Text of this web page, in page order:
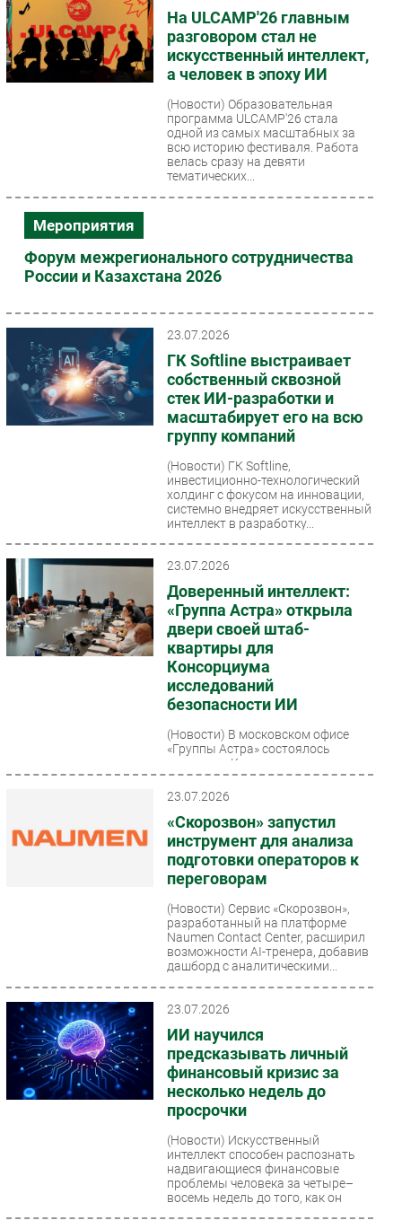
На ULCAMP'26 главным
разговором стал не
искусственный интеллект,
а человек в эпоху ИИ
(Новости) Образовательная
программа ULCAMP'26 стала
одной из самых масштабных за
всю историю фестиваля. Работа
велась сразу на девяти
тематических...
Мероприятия
Форум межрегионального сотрудничества
России и Казахстана 2026
23.07.2026
ГК Softline выстраивает
собственный сквозной
стек ИИ-разработки и
масштабирует его на всю
группу компаний
(Новости) ГК Softline,
инвестиционно-технологический
холдинг с фокусом на инновации,
системно внедряет искусственный
интеллект в разработку...
23.07.2026
Доверенный интеллект:
«Группа Астра» открыла
двери своей штаб-
квартиры для
Консорциума
исследований
безопасности ИИ
(Новости) В московском офисе
«Группы Астра» состоялось
заседание Консорциума
исследований безопасности
технологий искусственного
интеллекта,...
23.07.2026
«Скорозвон» запустил
инструмент для анализа
подготовки операторов к
переговорам
(Новости) Сервис «Скорозвон»,
разработанный на платформе
Naumen Contact Center, расширил
возможности AI-тренера, добавив
дашборд с аналитическими...
23.07.2026
ИИ научился
предсказывать личный
финансовый кризис за
несколько недель до
просрочки
(Новости) Искусственный
интеллект способен распознать
надвигающиеся финансовые
проблемы человека за четыре–
восемь недель до того, как он